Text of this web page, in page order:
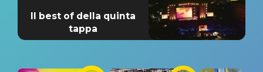
Il best of della quinta
tappa